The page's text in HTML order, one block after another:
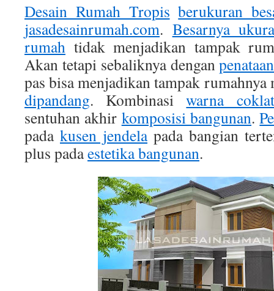
Desain Rumah Tropis berukuran
jasadesainrumah.com. Besarnya
rumah tidak menjadikan tampak
Akan tetapi sebaliknya dengan
pas bisa menjadikan tampak
dipandang. Kombinasiwarna
sentuhan akhir komposisi bangunan.
pada kusen jendelapada bangian
plus padaestetika bangunan.